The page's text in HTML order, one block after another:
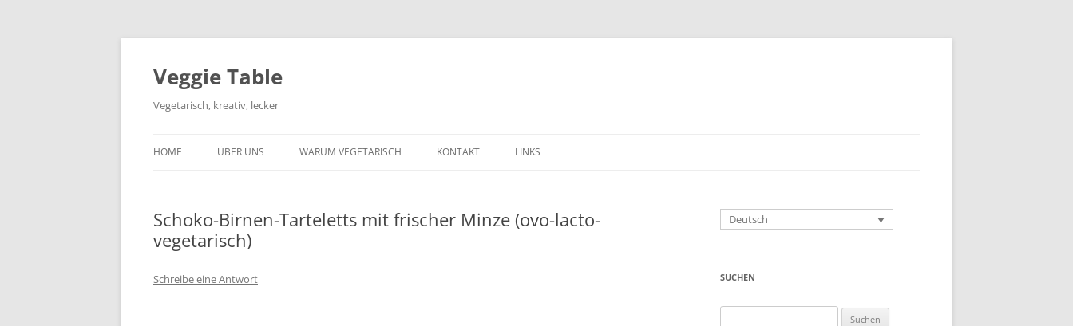
Zum
Veggie Table
Vegetarisch, kreativ, lecker
HOME ÜBER UNS WARUM VEGETARISCH KONTAKT LINKS
Schoko-Birnen-Tarteletts mit frischer Minze (ovo-lacto-
vegetarisch)
Schreibe eine Antwort
Deutsch
SUCHEN